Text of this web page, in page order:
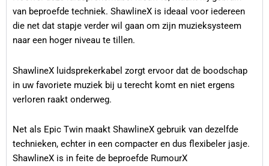
van beproefde techniek. ShawlineX is ideaal voor iedereen
die net dat stapje verder wil gaan om zijn muzieksysteem
naar een hoger niveau te tillen.
ShawlineX luidsprekerkabel zorgt ervoor dat de boodschap
in uw favoriete muziek bij u terecht komt en niet ergens
verloren raakt onderweg.
Net als Epic Twin maakt ShawlineX gebruik van dezelfde
technieken, echter in een compacter en dus flexibeler jasje.
ShawlineX is in feite de beproefde RumourX